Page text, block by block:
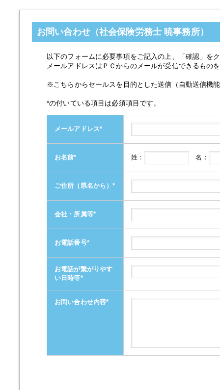
お問い合わせ（社会保険労務士 暁事務所）
以下のフォームに必要事項をご記入の上、「確認」を
メールアドレスはＰＣからのメールが受信できるもの
※こちらからセールスを目的とした送信（自動送信機
*の付いている項目は必須項目です。
メールアドレス*
お名前* 姓： 名：
ご住所（県名から）*
会社・所属等*
お電話番号*
お電話が繋がりやす
い日時等*
お問い合わせ内容*